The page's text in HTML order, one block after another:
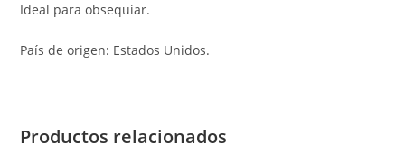
Ideal para obsequiar.
País de origen: Estados Unidos.
Productos relacionados